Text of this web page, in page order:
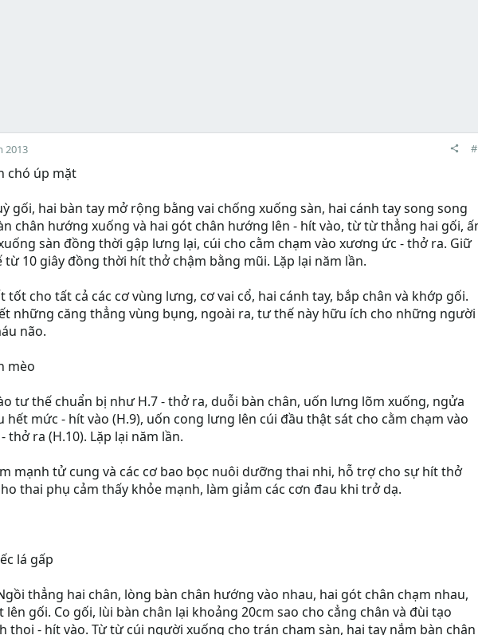
2013
chó úp mặt
gối, hai bàn tay mở rộng bằng vai chống xuống sàn, hai cánh tay song song
chân hướng xuống và hai gót chân hướng lên - hít vào, từ từ thẳng hai gối,
sàn đồng thời gập lưng lại, cúi cho cằm chạm vào xương ức - thở ra. Giữ
từ 10 giây đồng thời hít thở chậm bằng mũi. Lặp lại năm lần.
tốt cho tất cả các cơ vùng lưng, cơ vai cổ, hai cánh tay, bắp chân và khớp gối.
những căng thẳng vùng bụng, ngoài ra, tư thế này hữu ích cho những người
não.
mèo
tư thế chuẩn bị như H.7 - thở ra, duỗi bàn chân, uốn lưng lõm xuống, ngửa
hết mức - hít vào (H.9), uốn cong lưng lên cúi đầu thật sát cho cằm chạm vào
thở ra (H.10). Lặp lại năm lần.
mạnh tử cung và các cơ bao bọc nuôi dưỡng thai nhi, hỗ trợ cho sự hít thở
thai phụ cảm thấy khỏe mạnh, làm giảm các cơn đau khi trở dạ.
lá gấp
thẳng hai chân, lòng bàn chân hướng vào nhau, hai gót chân chạm nhau,
lên gối. Co gối, lùi bàn chân lại khoảng 20cm sao cho cẳng chân và đùi tạo
thoi - hít vào. Từ từ cúi người xuống cho trán chạm sàn, hai tay nắm bàn chân